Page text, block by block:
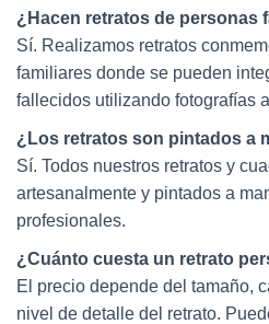
¿Hacen retratos de personas
Sí. Realizamos retratos
familiares donde se pueden
fallecidos utilizando fotografías
¿Los retratos son pintados a
Sí. Todos nuestros retratos y
artesanalmente y pintados a
profesionales.
¿Cuánto cuesta un retrato
El precio depende del tamaño,
nivel de detalle del retrato.